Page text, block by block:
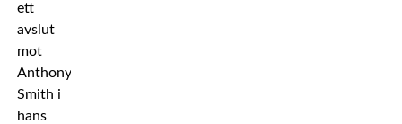
ett
avslut
mot
Anthony
Smith i
hans